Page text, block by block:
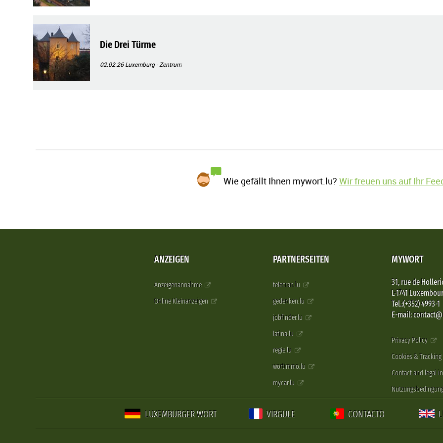
Die Drei Türme
02.02.26Luxemburg - Zentrum
Wie gefällt Ihnen mywort.lu?Wir freuen uns auf Ihr
ANZEIGEN
Anzeigenannahme
Online Kleinanzeigen
PARTNERSEITEN
telecran.lu
gedenken.lu
jobfinder.lu
latina.lu
regie.lu
wortimmo.lu
mycar.lu
MYWORT
31, rue de
L-1741
Tel.:(+352) 4993-1
E-mail:
Privacy Policy
Cookies & Tracking
Contact and legal
LUXEMBURGER WORT VIRGULE CONTACTO